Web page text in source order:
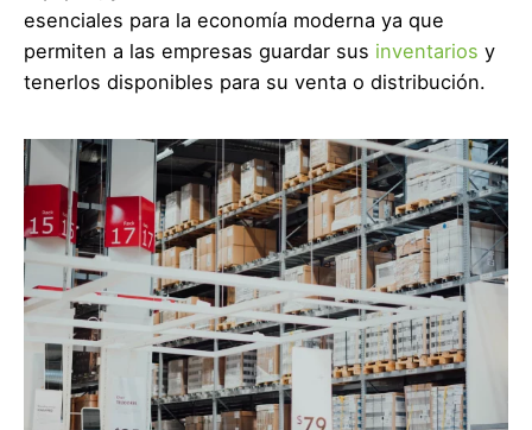
esenciales para la economía moderna ya que
permiten a las empresas guardar sus inventarios y
tenerlos disponibles para su venta o distribución.